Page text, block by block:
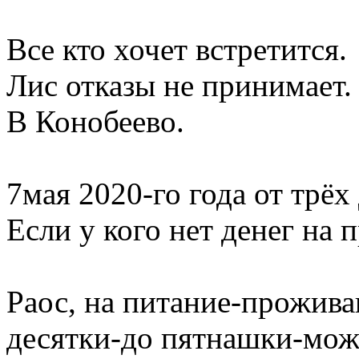
Все кто хочет встретится.
Лис отказы не принимает.
В Конобеево.
7мая 2020-го года от
Если у кого нет денег на
Раос, на питание-
десятки-до пятнашки-